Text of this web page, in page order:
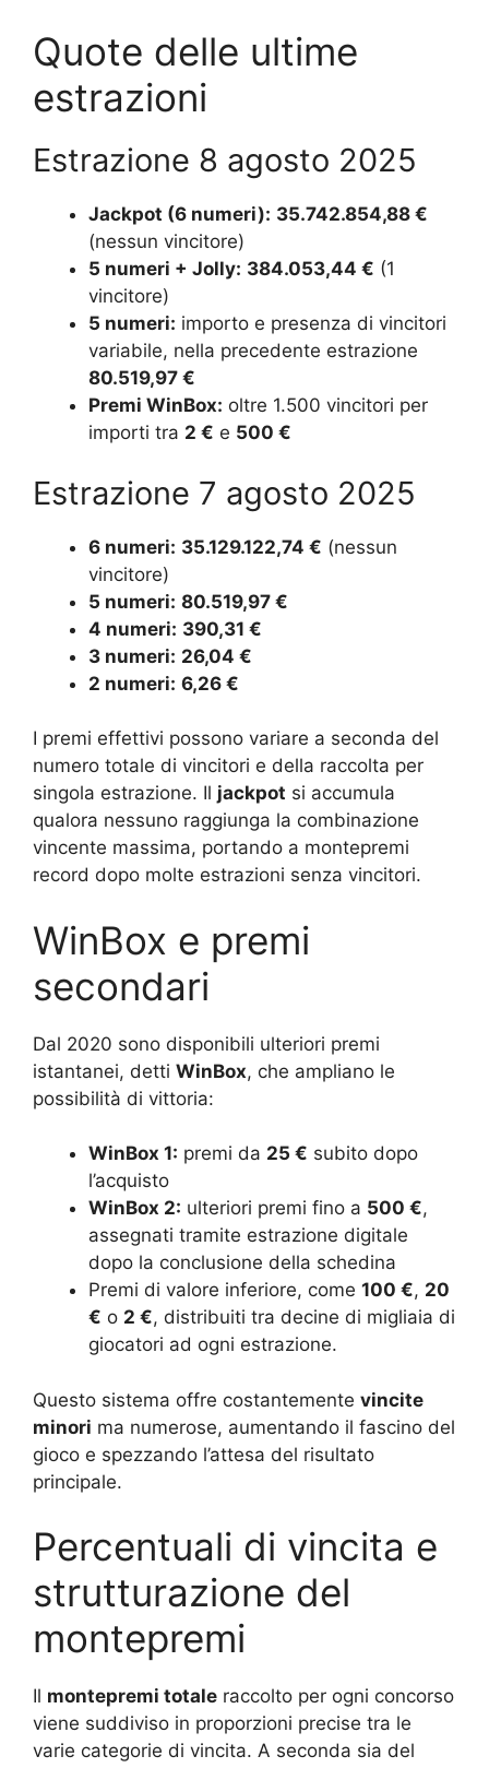
Quote delle ultime
estrazioni
Estrazione 8 agosto 2025
Jackpot (6 numeri): 35.742.854,88 €
(nessun vincitore)
5 numeri + Jolly: 384.053,44 € (1
vincitore)
5 numeri: importo e presenza di vincitori
variabile, nella precedente estrazione
80.519,97 €
Premi WinBox: oltre 1.500 vincitori per
importi tra 2 € e 500 €
Estrazione 7 agosto 2025
6 numeri: 35.129.122,74 € (nessun
vincitore)
5 numeri: 80.519,97 €
4 numeri: 390,31 €
3 numeri: 26,04 €
2 numeri: 6,26 €
I premi effettivi possono variare a seconda del
numero totale di vincitori e della raccolta per
singola estrazione. Il jackpot si accumula
qualora nessuno raggiunga la combinazione
vincente massima, portando a montepremi
record dopo molte estrazioni senza vincitori.
WinBox e premi
secondari
Dal 2020 sono disponibili ulteriori premi
istantanei, detti WinBox, che ampliano le
possibilità di vittoria:
WinBox 1: premi da 25 € subito dopo
l’acquisto
WinBox 2: ulteriori premi fino a 500 €,
assegnati tramite estrazione digitale
dopo la conclusione della schedina
Premi di valore inferiore, come 100 €, 20
€ o 2 €, distribuiti tra decine di migliaia di
giocatori ad ogni estrazione.
Questo sistema offre costantemente vincite
minori ma numerose, aumentando il fascino del
gioco e spezzando l’attesa del risultato
principale.
Percentuali di vincita e
strutturazione del
montepremi
Il montepremi totale raccolto per ogni concorso
viene suddiviso in proporzioni precise tra le
varie categorie di vincita. A seconda sia del